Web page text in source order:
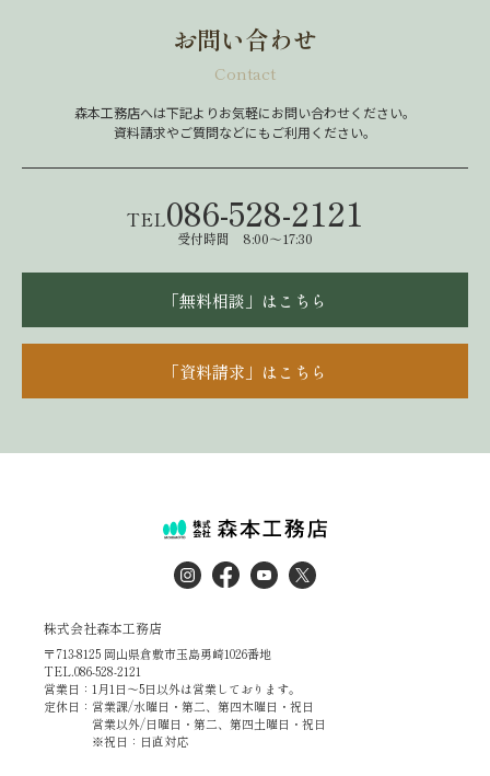
お問い合わせ
Contact
森本工務店へは下記よりお気軽にお問い合わせください。
資料請求やご質問などにもご利用ください。
TEL086-528-2121
受付時間 8:00～17:30
「無料相談」はこちら
「資料請求」はこちら
株式会社森本工務店
〒713-8125 岡山県倉敷市玉島勇崎1026番地
TEL.086-528-2121
営業日：1月1日～5日以外は営業しております。
定休日：営業課/水曜日・第二、第四木曜日・祝日
営業以外/日曜日・第二、第四土曜日・祝日
※祝日：日直対応